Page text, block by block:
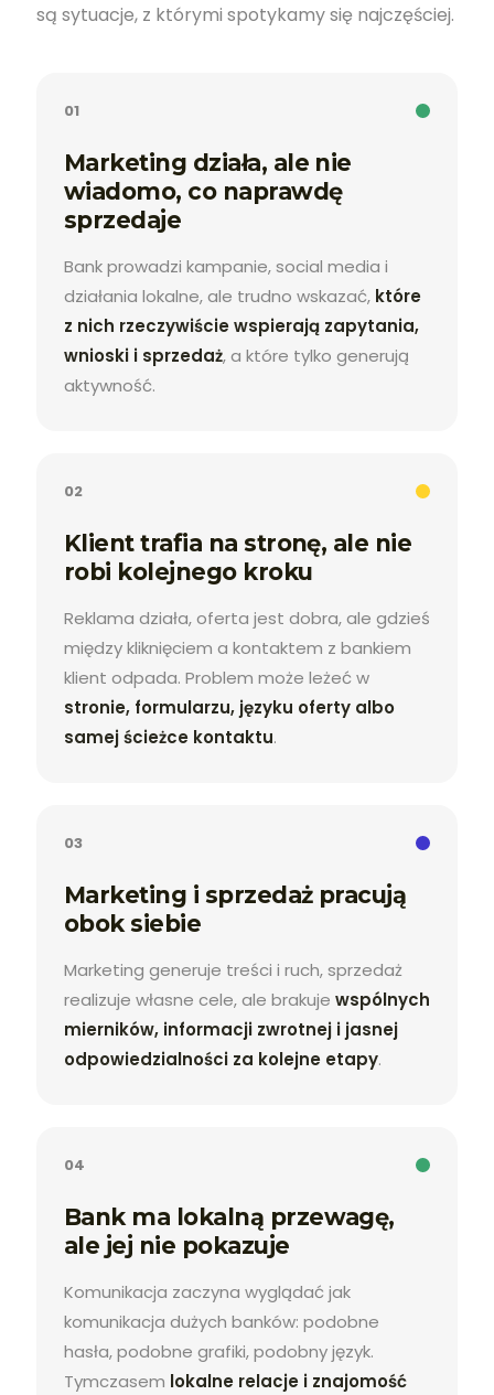
są sytuacje, z którymi spotykamy się najczęściej.
01
Marketing działa, ale nie
wiadomo, co naprawdę
sprzedaje
Bank prowadzi kampanie, social media i
działania lokalne, ale trudno wskazać, które
z nich rzeczywiście wspierają zapytania,
wnioski i sprzedaż, a które tylko generują
aktywność.
02
Klient trafia na stronę, ale nie
robi kolejnego kroku
Reklama działa, oferta jest dobra, ale gdzieś
między kliknięciem a kontaktem z bankiem
klient odpada. Problem może leżeć w
stronie, formularzu, języku oferty albo
samej ścieżce kontaktu.
03
Marketing i sprzedaż pracują
obok siebie
Marketing generuje treści i ruch, sprzedaż
realizuje własne cele, ale brakuje wspólnych
mierników, informacji zwrotnej i jasnej
odpowiedzialności za kolejne etapy.
04
Bank ma lokalną przewagę,
ale jej nie pokazuje
Komunikacja zaczyna wyglądać jak
komunikacja dużych banków: podobne
hasła, podobne grafiki, podobny język.
Tymczasem lokalne relacje i znajomość